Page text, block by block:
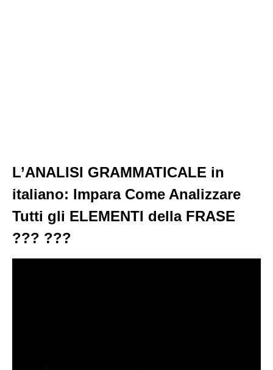
L’ANALISI GRAMMATICALE in
italiano: Impara Come Analizzare
Tutti gli ELEMENTI della FRASE
??‍? ??‍?